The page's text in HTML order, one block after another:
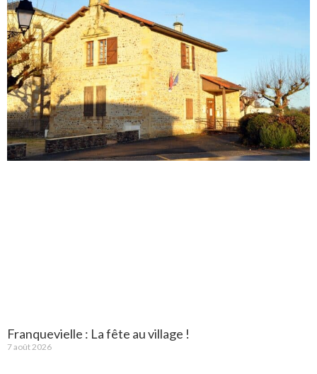
Franquevielle : La fête au village !
7 août 2026